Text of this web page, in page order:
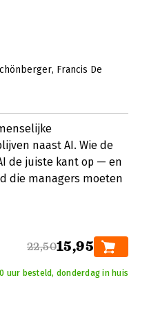
Francis De
naast AI. Wie de
de juiste kant op — en
die managers moeten
22,5015,95
uur besteld, donderdag in huis